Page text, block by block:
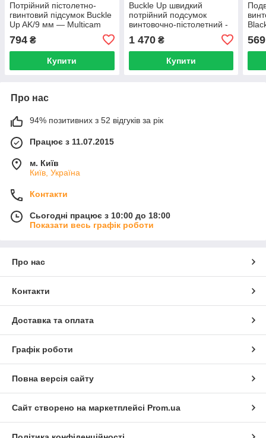
Потрійний пістолетно-
гвинтовий підсумок Buckle
Up AK/9 мм — Multicam
794 ₴
Купити
Buckle Up швидкий
потрійний подсумок
винтовочно-пістолетний -
1 470₴
Купити
569
Про нас
94% позитивних з 52 відгуків за рік
Працює з 11.07.2015
м. Київ
Київ, Україна
Контакти
Сьогодні працює з 10:00 до 18:00
Показати весь графік роботи
Про нас
Контакти
Доставка та оплата
Графік роботи
Повна версія сайту
Сайт створено на маркетплейсі Prom.ua